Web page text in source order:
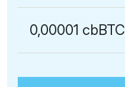
0,00001 cbBTC